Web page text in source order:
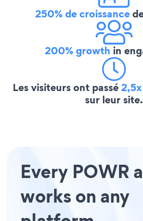
250% de croissance
200% growth in
Les visiteurs ont passé
sur leur site.
Every POWR
works on any